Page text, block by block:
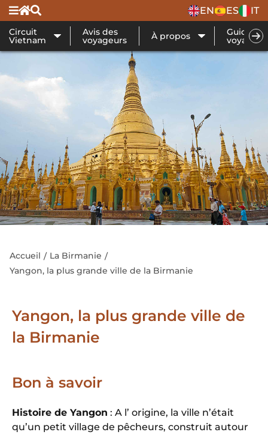
EN ES IT
Circuit
Vietnam
Avis des
voyageurs À propos Guide de
voyage
Accueil
La Birmanie
Yangon, la plus grande ville de la Birmanie
Yangon, la plus grande ville de
la Birmanie
Bon à savoir
Histoire de Yangon : A l’ origine, la ville n’était
qu’un petit village de pêcheurs, construit autour